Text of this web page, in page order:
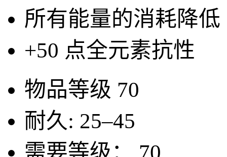
所有能量的消耗降低
+50 点全元素抗性
物品等级 70
耐久: 25–45
需要等级：
70